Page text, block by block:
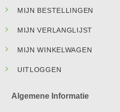
MIJN BESTELLINGEN
MIJN VERLANGLIJST
MIJN WINKELWAGEN
UITLOGGEN
Algemene Informatie